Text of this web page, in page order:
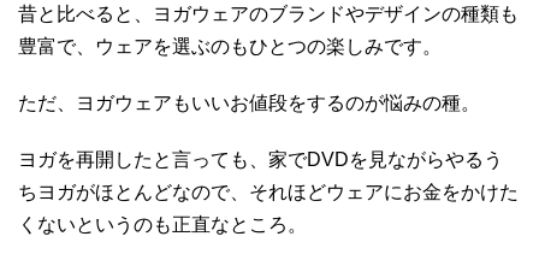
昔と比べると、ヨガウェアのブランドやデザインの種類も
豊富で、ウェアを選ぶのもひとつの楽しみです。
ただ、ヨガウェアもいいお値段をするのが悩みの種。
ヨガを再開したと言っても、家でDVDを見ながらやるう
ちヨガがほとんどなので、それほどウェアにお金をかけた
くないというのも正直なところ。